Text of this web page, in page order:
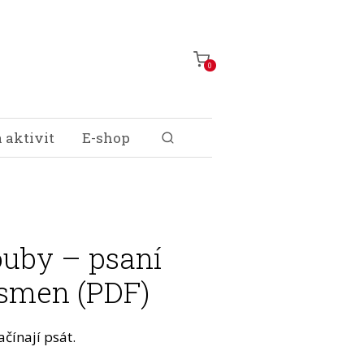
0
aktivit E-shop
– psaní
(PDF)
psát.